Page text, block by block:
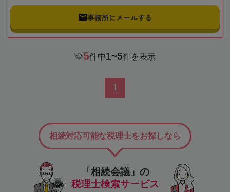
事務所にメールする
全5件中1~5件を表示
1
「相続会議」の
税理士検索サービス
相続対応可能な税理士をお探しなら